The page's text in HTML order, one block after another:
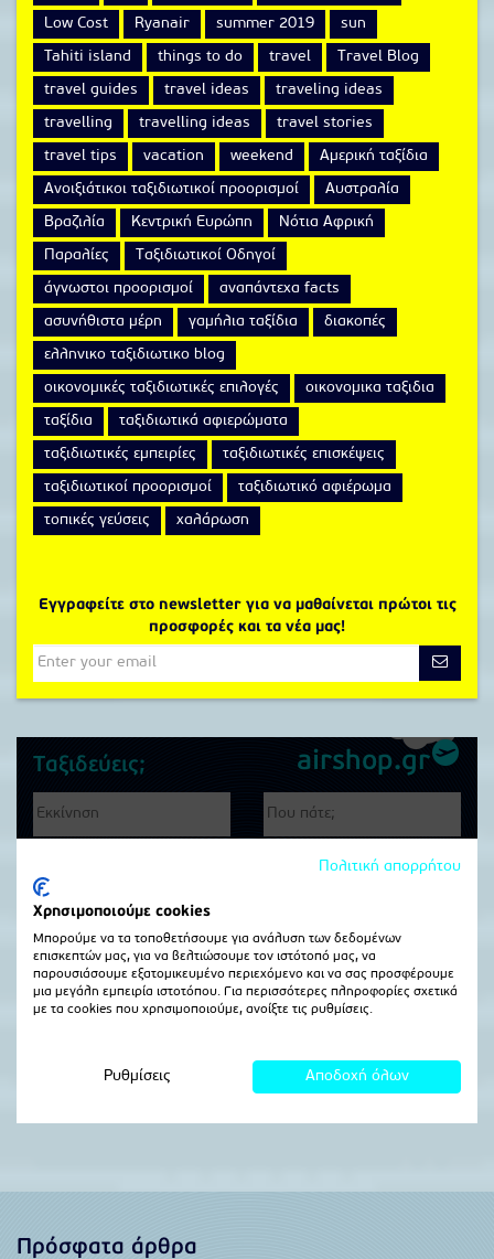
Low Cost
Ryanair summer 2019
sun
Tahiti island
things to do travel
Travel Blog
travel guides
travel ideas
traveling ideas
travelling
travelling ideas
travel stories
travel tips
vacation weekend
Αμερική ταξίδια
Ανοιξιάτικοι ταξιδιωτικοί προορισμοί
Αυστραλία
Βραζιλία
Κεντρική Ευρώπη
Νότια Αφρική
Παραλίες
Ταξιδιωτικοί Οδηγοί
άγνωστοι προορισμοί
αναπάντεχα facts
ασυνήθιστα μέρη
γαμήλια ταξίδια
διακοπές
ελληνικο ταξιδιωτικο blog
οικονομικές ταξιδιωτικές επιλογές
οικονομικα ταξιδια
ταξίδια
ταξιδιωτικά αφιερώματα
ταξιδιωτικές εμπειρίες
ταξιδιωτικές επισκέψεις
ταξιδιωτικοί προορισμοί
ταξιδιωτικό αφιέρωμα
τοπικές γεύσεις
χαλάρωση
Εγγραφείτε στο newsletter για να μαθαίνεται πρώτοι τις
προσφορές και τα νέα μας!
Πρόσφατα άρθρα